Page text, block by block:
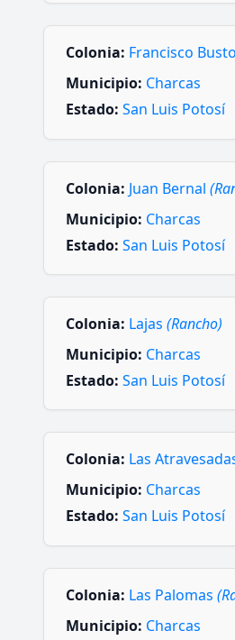
Colonia: Francisco
Municipio: Charcas
Estado: San Luis Potosí
Colonia: Juan Bernal
Municipio: Charcas
Estado: San Luis Potosí
Colonia: Lajas (Rancho)
Municipio: Charcas
Estado: San Luis Potosí
Colonia: Las
Municipio: Charcas
Estado: San Luis Potosí
Colonia: Las Palomas
Municipio: Charcas